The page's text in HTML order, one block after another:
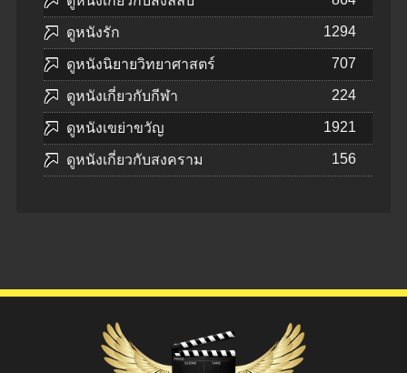
ดูหนังรัก 1294
ดูหนังนิยายวิทยาศาสตร์ 707
ดูหนังเกี่ยวกับกีฬา 224
ดูหนังเขย่าขวัญ 1921
ดูหนังเกี่ยวกับสงคราม 156